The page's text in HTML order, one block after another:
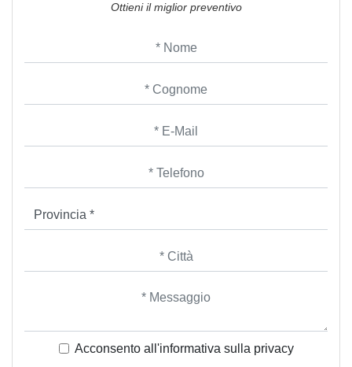
Ottieni il miglior preventivo
Acconsento all'informativa sulla privacy